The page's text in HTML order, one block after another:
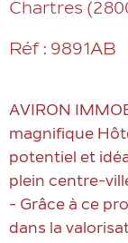
Chartres
Réf : 9891AB
AVIRON
magnifique
potentiel et
plein centre-
- Grâce à ce
dans la